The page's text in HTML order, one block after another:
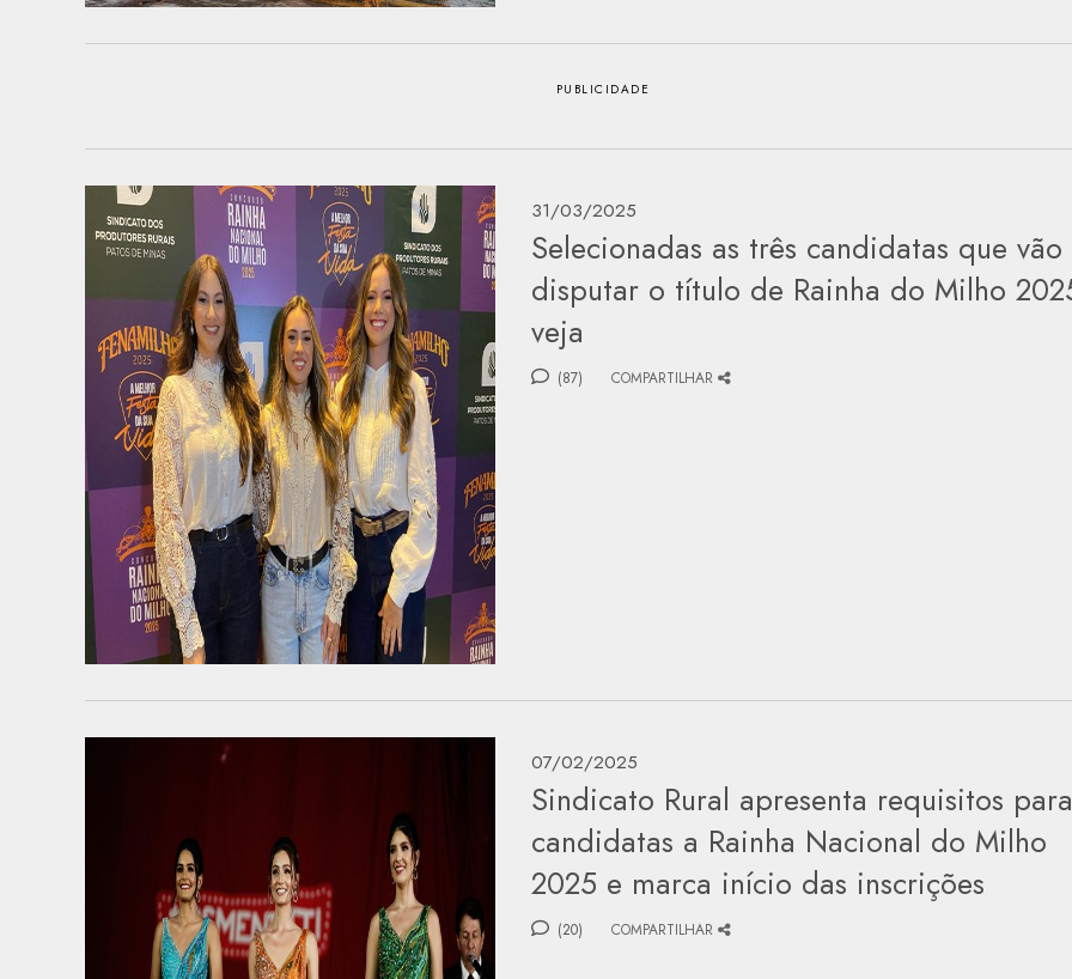
31/03/2025
Selecionadas as três candidatas que vão
disputar o título de Rainha do Milho
veja
(87) COMPARTILHAR
07/02/2025
Sindicato Rural apresenta requisitos
candidatas a Rainha Nacional do Milho
2025 e marca início das inscrições
(20) COMPARTILHAR